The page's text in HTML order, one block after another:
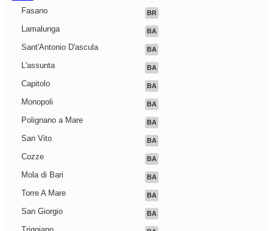
Fasano
BR
Lamalunga BA
Sant'Antonio D'ascula BA
L'assunta BA
Capitolo BA
Monopoli BA
Polignano a Mare BA
San Vito BA
Cozze BA
Mola di Bari BA
Torre A Mare BA
San Giorgio BA